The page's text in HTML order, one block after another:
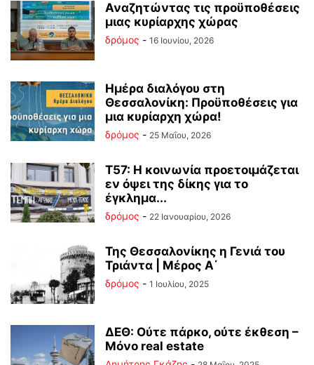
Αναζητώντας τις προϋποθέσεις
μιας κυρίαρχης χώρας
δρόμος - 16 Ιουνίου, 2026
Ημέρα διαλόγου στη
Θεσσαλονίκη: Προϋποθέσεις για
μια κυρίαρχη χώρα!
δρόμος - 25 Μαΐου, 2026
Τ57: Η κοινωνία προετοιμάζεται
εν όψει της δίκης για το
έγκλημα...
δρόμος - 22 Ιανουαρίου, 2026
Της Θεσσαλονίκης η Γενιά του
Τριάντα | Μέρος Α΄
δρόμος - 1 Ιουλίου, 2025
ΔΕΘ: Ούτε πάρκο, ούτε έκθεση –
Μόνο real estate